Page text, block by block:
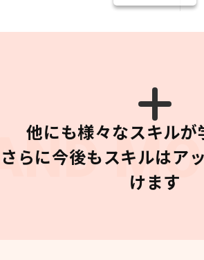
他にも様々なスキルが
さらに今後もスキルはア
けます